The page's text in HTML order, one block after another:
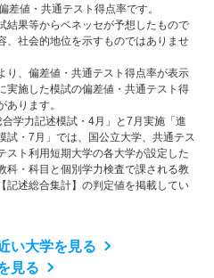
差値・共通テスト得点率です。
果等からベネッセが予想したもので
、社会的地位を示すものではありませ
、偏差値・共通テスト得点率が表示
実施した模試の偏差値・共通テスト得
あります。
力記述模試・4月」と7月実施「進
・7月」では、国公立大学、共通テス
スト利用短期大学の各大学が設定した
科・科目と個別学力検査で課される教
記述総合集計】の判定値を掲載してい
い大学を見る
見る